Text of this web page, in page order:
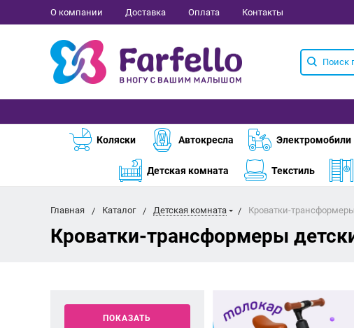
О компании Доставка Оплата Контакты
Коляски Автокресла Электромобили
Детская комната Текстиль
Главная Каталог Детская комната Кроватки-трансформеры
Кроватки-трансформеры